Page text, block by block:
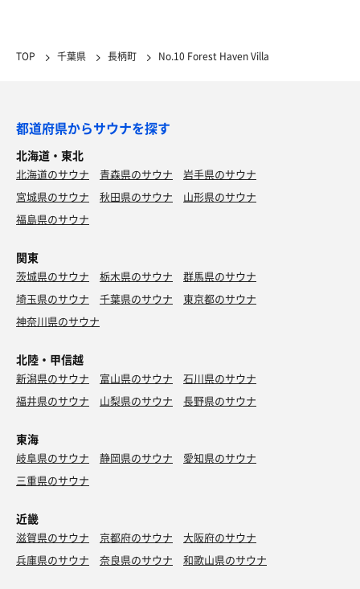
TOP 千葉県 長柄町 No.10 Forest Haven Villa
都道府県からサウナを探す
北海道・東北
北海道のサウナ 青森県のサウナ
岩手県のサウナ
宮城県のサウナ
秋田県のサウナ
山形県のサウナ
福島県のサウナ
関東
茨城県のサウナ 栃木県のサウナ
群馬県のサウナ
埼玉県のサウナ
千葉県のサウナ
東京都のサウナ
神奈川県のサウナ
北陸・甲信越
新潟県のサウナ 富山県のサウナ
石川県のサウナ
福井県のサウナ
山梨県のサウナ 長野県のサウナ
東海
岐阜県のサウナ 静岡県のサウナ
愛知県のサウナ
三重県のサウナ
近畿
滋賀県のサウナ 京都府のサウナ
大阪府のサウナ
兵庫県のサウナ
奈良県のサウナ 和歌山県のサウナ